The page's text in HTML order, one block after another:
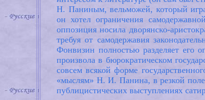
Н. Паниным, вельможей, который
он хотел ограничения
оппозиция носила дворянско-
требуя от самодержавия
Фонвизин полностью разделяет его
произвола в бюрократическом
совсем всякой форме
«мыслям» Н. И. Панина, в резкой
публицистических выступлениях